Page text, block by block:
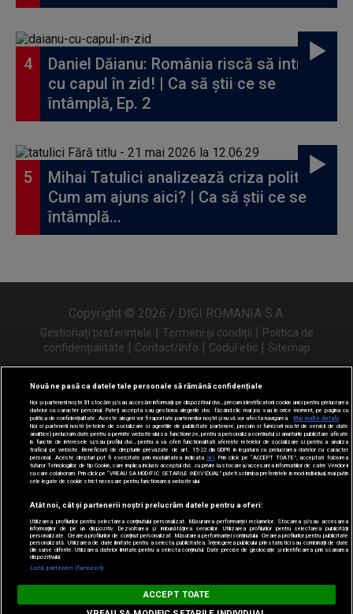
Digi FM
digifm.ro
DESCARCĂ
Daniel Dăianu: România riscă să intre
cu capul în zid! | Ca să știi ce se
întâmplă, Ep. 2
Mihai Tatulici analizează criza politică:
Cum am ajuns aici? | Ca să știi ce se
întâmplă...
Copyright © 2026 / DIGI ROMANIA S.A.
Gestionați preferințele | Termeni și condiții | Politica de
confidențialitate | Contact/Info | Codul etic | Sitemap
Urmărește-ne și pe
Nouă ne pasă ca datele tale personale să rămână confidențiale
Noi și partenerii noștri31 stocăm și/sau accesăm informații pe dispozitivul dvs., precum identificatorii cookie unici pentru prelucrarea
datelor cu caracter personal. Puteți accepta sau gestiona alegerile dvs. făcând clic mai jos sau în orice moment, pe pagina cu
politica de confidențialitate. Aceste alegeri vor fi raportate partenerilor noștri și nu vă vor afecta navigarea.
Mai multe detalii
Noi si partenerii nostri (retelele de socializare si agentiile de publicitate partenere, precum si furnizorii nostri de servicii de date
analitice) prelucram date pentru a permite website-ului sa functioneze, pentru a personaliza continutul si anunturile publicitare afisate
in functie de interesele si/sau profilul dvs., pentru a va oferi functionalitati aferente retelelor de socializare si pentru a analiza
traficul pe website. Beneficiati de drepturile prevazute de art. 15-22 din GDPR in legatura cu prelucrarea datelor cu caracter
personal. Aceste drepturi pot fi exercitate prin modalitatea indicata aici. Prin click pe “ACCEPT TOATE”, acceptati folosirea
tuturor Tehnologiilor de tip Cookie, care implica inclusiv acceptul dvs. cu privire la stocarea/accesarea informatiilor de catre Vendor-ii
cu care colaboram. Prin click pe “VREAU SA MODIFIC SETARILE INDIVIDUAL” puteti schimba preferintele in mod individual, mai putin
cele legate de cookie strict necesare pentru functionarea website-ului.
Atât noi, cât și partenerii noștri prelucrăm datele pentru a oferi:
Utilizarea profilurilor pentru selectarea conținutului personalizat. Măsurarea performanței reclamelor. Stocarea și/sau accesarea
informațiilor de pe un dispozitiv. Dezvoltarea și îmbunătățirea serviciilor. Utilizarea profilurilor pentru selectarea publicității
personalizate. Crearea profilurilor de conținut personalizat. Măsurarea performanței conținutului. Crearea profilurilor pentru publicitate
personalizată. Utilizarea de date limitate pentru a selecta publicitatea. Înțelegerea publicului prin statistici sau combinații de date
din surse diferite. Utilizarea datelor limitate pentru a selecta conținutul. Date precise de geolocație și identificarea prin scanarea
dispozitivului.
Listă parteneri (furnizori)
ACCEPT TOATE